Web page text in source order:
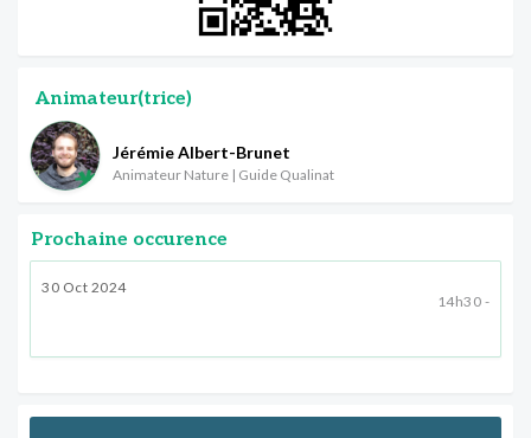
Animateur(trice)
Jérémie Albert-Brunet
Animateur Nature | Guide Qualinat
Prochaine occurence
30 Oct 2024
14h30 -